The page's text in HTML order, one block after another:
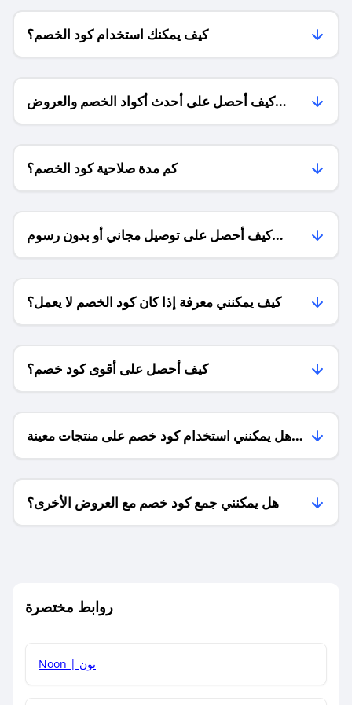
كيف يمكنك استخدام كود الخصم؟
كيف أحصل على أحدث أكواد الخصم والعروض
للمتاجر؟
كم مدة صلاحية كود الخصم؟
كيف أحصل على توصيل مجاني أو بدون رسوم
الشحن ؟
كيف يمكنني معرفة إذا كان كود الخصم لا يعمل؟
كيف أحصل على أقوى كود خصم؟
هل يمكنني استخدام كود خصم على منتجات معينة
فقط؟
هل يمكنني جمع كود خصم مع العروض الأخرى؟
روابط مختصرة
Noon | نون